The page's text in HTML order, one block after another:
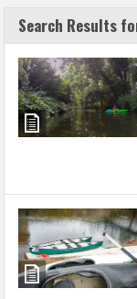
Search Results